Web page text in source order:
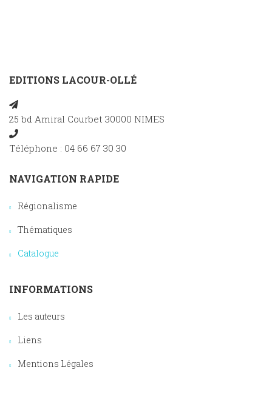
EDITIONS LACOUR-OLLÉ
25 bd Amiral Courbet 30000 NIMES
Téléphone : 04 66 67 30 30
NAVIGATION RAPIDE
Régionalisme
Thématiques
Catalogue
INFORMATIONS
Les auteurs
Liens
Mentions Légales